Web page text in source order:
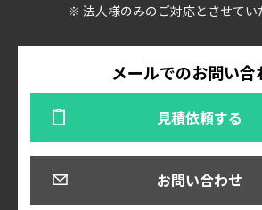
※ 法人様のみのご対応とさせてい
メールでのお問い合
見積依頼する
お問い合わせ